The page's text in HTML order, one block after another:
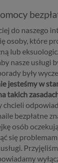
do naszego
osoby, które
lub
nasze usługi
były
jesteśmy w
takich
chcieli
bezpłatne
osób
się
informatyczne
Twoim
tablet,
do serwera przy
stronę z tego
różne strony w
ustawienia
lub wyłączyć
takie pliki z
z którymi